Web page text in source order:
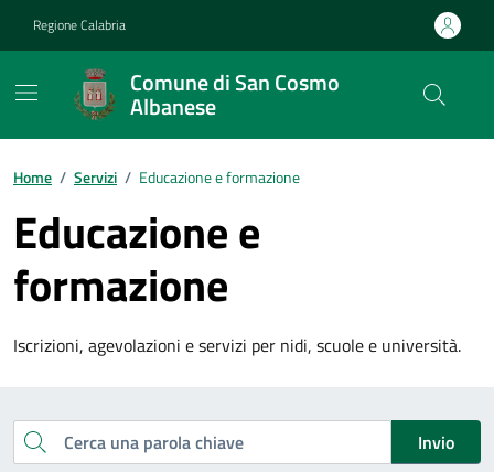
Regione Calabria
Comune di San Cosmo
Albanese
Home / Servizi / Educazione e formazione
Educazione e
formazione
Iscrizioni, agevolazioni e servizi per nidi, scuole e università.
Esplora tutti i servizi
Cerca una parola chiave
Invio